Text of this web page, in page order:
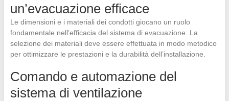
un’evacuazione efficace
Le dimensioni e i materiali dei condotti giocano un ruolo
fondamentale nell’efficacia del sistema di evacuazione. La
selezione dei materiali deve essere effettuata in modo metodico
per ottimizzare le prestazioni e la durabilità dell’installazione.
Comando e automazione del
sistema di ventilazione